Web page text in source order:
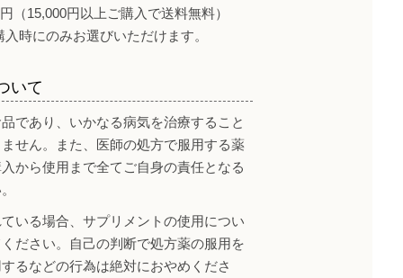
（15,000円以上ご購入で送料無料）
時にのみお選びいただけます。
いて
であり、いかなる病気を治療すること
せん。また、医師の処方で服用する薬
から使用まで全てご自身の責任となる
いる場合、サプリメントの使用につい
ださい。自己の判断で処方薬の服用を
るなどの行為は絶対におやめくださ